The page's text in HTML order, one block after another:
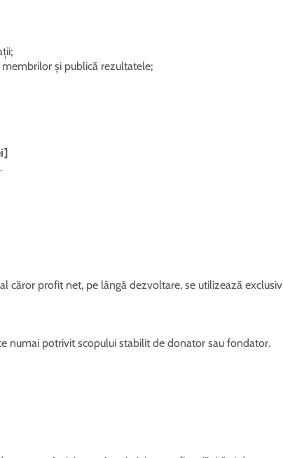
și publică rezultatele;
căror profit net, pe lângă dezvoltare, se utilizează exclusiv
numai potrivit scopului stabilit de donator sau fondator.